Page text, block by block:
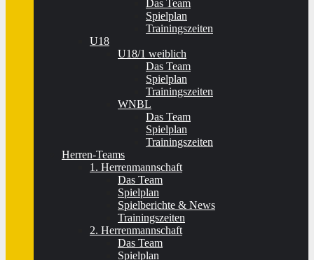
Das Team
Spielplan
Trainingszeiten
U18
U18/1 weiblich
Das Team
Spielplan
Trainingszeiten
WNBL
Das Team
Spielplan
Trainingszeiten
Herren-Teams
1. Herrenmannschaft
Das Team
Spielplan
Spielberichte & News
Trainingszeiten
2. Herrenmannschaft
Das Team
Spielplan